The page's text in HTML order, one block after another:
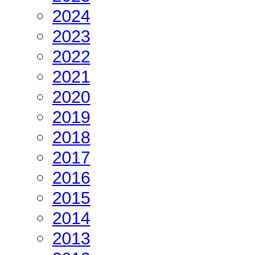
2024
2023
2022
2021
2020
2019
2018
2017
2016
2015
2014
2013